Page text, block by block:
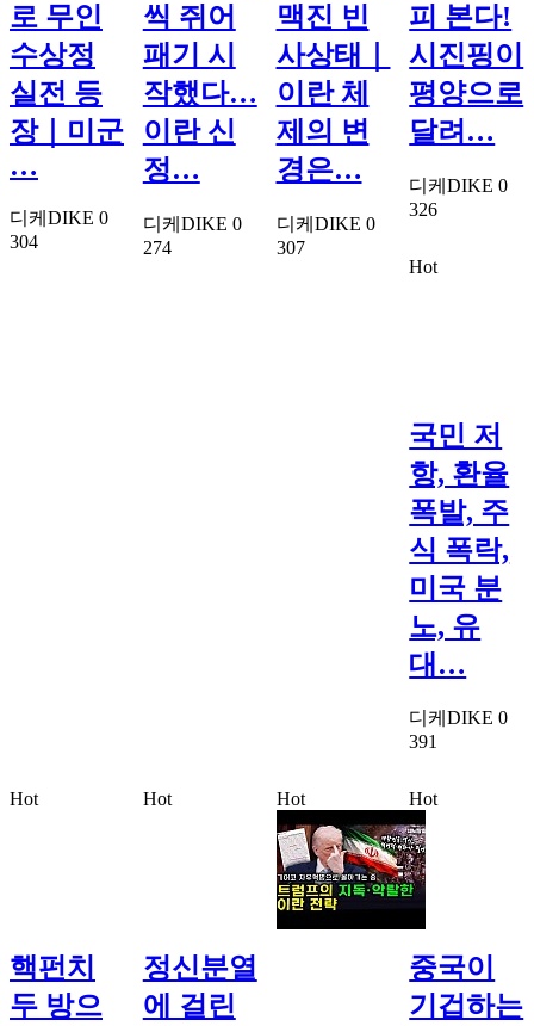
로 무인
수상정
실전 등
장｜미군
…
디케DIKE 0
304
씩 쥐어
패기 시
작했다…
이란 신
정…
디케DIKE 0
274
맥진 빈
사상태｜
이란 체
제의 변
경은…
디케DIKE 0
307
피 본다!
시진핑이
평양으로
달려…
디케DIKE 0
326
Hot
국민 저
항, 환율
폭발, 주
식 폭락,
미국 분
노, 유
대…
디케DIKE 0
391
Hot
핵펀치
두 방으
Hot
정신분열
에 걸린
Hot Hot
중국이
기겁하는